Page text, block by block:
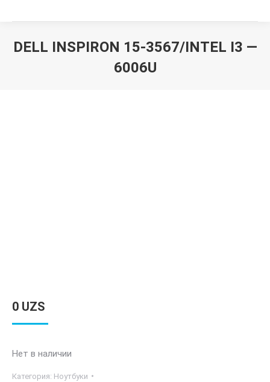
DELL INSPIRON 15-3567/INTEL I3 —
6006U
0 UZS
Нет в наличии
Категория: Ноутбуки